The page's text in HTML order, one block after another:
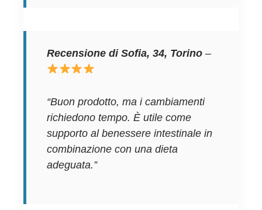
Recensione di Sofia, 34, Torino –
“Buon prodotto, ma i cambiamenti
richiedono tempo. È utile come
supporto al benessere intestinale in
combinazione con una dieta
adeguata.”